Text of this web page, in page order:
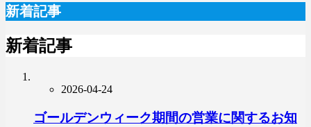
新着記事
新着記事
2026-04-24
ゴールデンウィーク期間の営業に関するお知